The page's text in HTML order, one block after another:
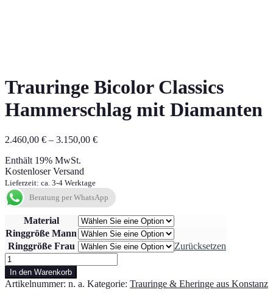
Trauringe Bicolor Classics
Hammerschlag mit Diamanten
2.460,00 € – 3.150,00 €Preisspanne:
Enthält 19% MwSt.
Kostenloser Versand
Lieferzeit: ca. 3-4 Werktage
Beratung per WhatsApp
Material
Ringgröße Mann
Ringgröße Frau
Zurücksetzen
Trauringe
Bicolor
Classics
Hammerschlag
In den Warenkorb
Artikelnummer: n. a. Kategorie: Trauringe & Eheringe aus Konstanz